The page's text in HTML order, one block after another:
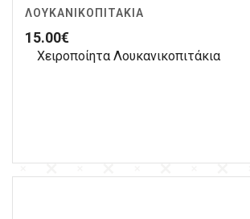
ΛΟΥΚΑΝΙΚΟΠΙΤΆΚΙΑ
15.00€
Χειροποίητα Λουκανικοπιτάκια